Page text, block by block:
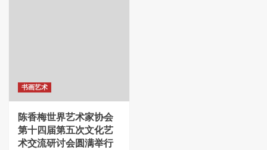
书画艺术
陈香梅世界艺术家协会
第十四届第五次文化艺
术交流研讨会圆满举行